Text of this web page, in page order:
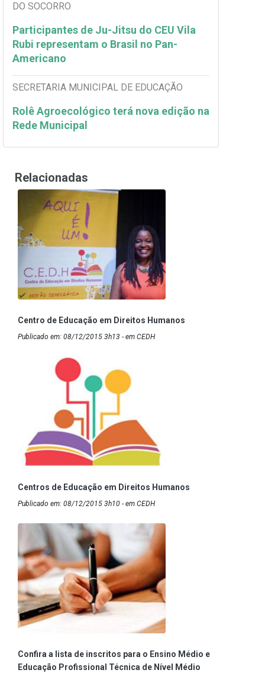
DO SOCORRO
Participantes de Ju-Jitsu do CEU Vila
Rubi representam o Brasil no Pan-
Americano
SECRETARIA MUNICIPAL DE EDUCAÇÃO
Rolê Agroecológico terá nova edição na
Rede Municipal
Relacionadas
Centro de Educação em Direitos Humanos
Publicado em: 08/12/2015 3h13 - em CEDH
Centros de Educação em Direitos Humanos
Publicado em: 08/12/2015 3h10 - em CEDH
Confira a lista de inscritos para o Ensino Médio e
Educação Profissional Técnica de Nível Médio